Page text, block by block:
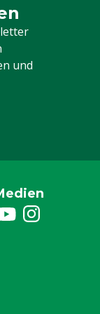
und
Newsletter